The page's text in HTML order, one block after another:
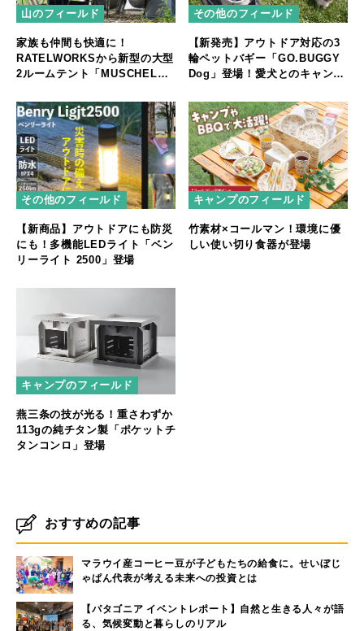
山のフィールド
家族も仲間も快適に！
RATELWORKSから新型の大型
2ルームテント「MUSCHEL」
その他のフィールド
【新発売】アウトドア対応の3
輪ペットバギー「GO.BUGGY
Dog」登場！愛犬とのキャンプ
その他のフィールド
【新商品】アウトドアにも防災
にも！多機能LEDライト「ベン
リーライト 2500」登場
キャンプのフィールド
竹素材×コールマン！環境に優
しい使い切り食器が登場
キャンプのフィールド
燕三条の技が光る！重さわずか
113gの純チタン製「ポケットチ
タンコンロ」登場
おすすめの記事
マラウイ産コーヒー豆が子どもたちの給食に。せいぼじ
ゃぱん代表が考える未来への投資とは
【パタゴニア イベントレポート】自然と生きる人々が語
る、気候変動と暮らしのリアル